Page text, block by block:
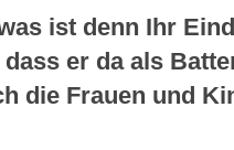
ist denn Ihr
er da als
die Frauen und